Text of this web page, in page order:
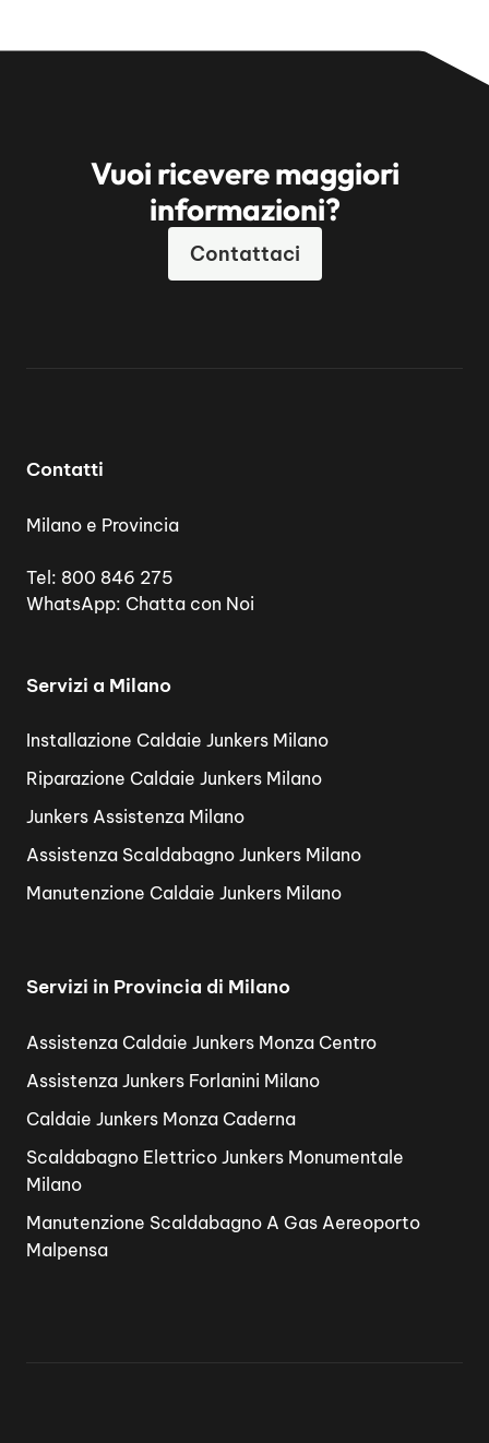
Vuoi ricevere maggiori
informazioni?
Contattaci
Contatti
Milano e Provincia
Tel: 800 846 275
WhatsApp: Chatta con Noi
Servizi a Milano
Installazione Caldaie Junkers Milano
Riparazione Caldaie Junkers Milano
Junkers Assistenza Milano
Assistenza Scaldabagno Junkers Milano
Manutenzione Caldaie Junkers Milano
Servizi in Provincia di Milano
Assistenza Caldaie Junkers Monza Centro
Assistenza Junkers Forlanini Milano
Caldaie Junkers Monza Caderna
Scaldabagno Elettrico Junkers Monumentale
Milano
Manutenzione Scaldabagno A Gas Aereoporto
Malpensa